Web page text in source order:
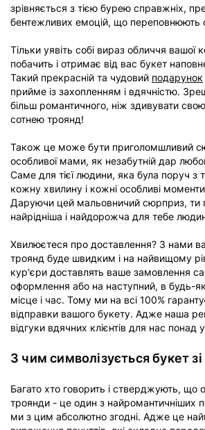
зрівняється з тією бурею справжніх,
бентежливих емоцій, що переповнюють
Тільки уявіть собі вираз обличчя вашої
побачить і отримає від вас букет
Такий прекрасній та чудовий подарунок
прийме із захопленням і вдячністю.
більш романтичного, ніж здивувати
сотнею троянд!
Також це може бути приголомшливий
особливої мами, як незабутній дар
Саме для тієї людини, яка була поруч з
кожну хвилину і кожні особливі
Даруючи цей мальовничий сюрприз, ти
найрідніша і найдорожча для тебе
Хвилюєтеся про доставлення? З нами
троянд буде швидким і на найвищому
кур'єри доставлять ваше замовлення
оформлення або на наступний, в будь-
місце і час. Тому ми на всі 100%
відправки вашого букету. Адже наша
відгуки вдячних клієнтів для нас понад
З чим символізується букет
Багато хто говорить і стверджують, що
троянди - це один з найромантичніших
ми з цим абсолютно згодні. Адже це